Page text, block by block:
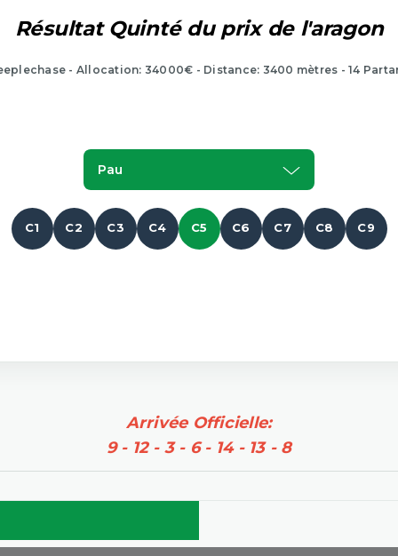
Résultat Quinté du prix de l'aragon
- Allocation: 34000€ - Distance: 3400 mètres - 14
Pau
C1 C2 C3 C4 C5 C6 C7 C8 C9
Arrivée Officielle:
9 - 12 - 3 - 6 - 14 - 13 - 8